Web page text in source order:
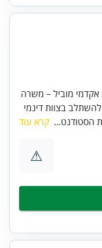
מוביל – משרה
בצוות דינמי
הסטודנט... קרא עוד
⚠